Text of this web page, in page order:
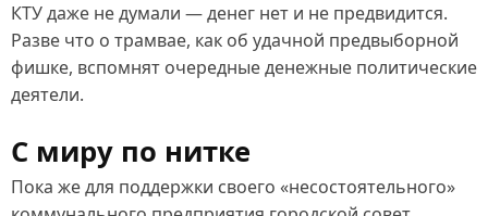
КТУ даже не думали — денег нет и не предвидится.
Разве что о трамвае, как об удачной предвыборной
фишке, вспомнят очередные денежные политические
деятели.
С миру по нитке
Пока же для поддержки своего «несостоятельного»